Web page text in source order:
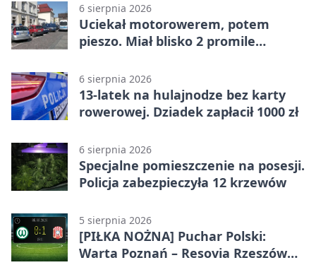
6 sierpnia 2026
Uciekał motorowerem, potem
pieszo. Miał blisko 2 promile
6 sierpnia 2026
13-latek na hulajnodze bez karty
rowerowej. Dziadek zapłacił 1000 zł
6 sierpnia 2026
Specjalne pomieszczenie na posesji.
Policja zabezpieczyła 12 krzewów
5 sierpnia 2026
[PIŁKA NOŻNA] Puchar Polski:
Warta Poznań – Resovia Rzeszów